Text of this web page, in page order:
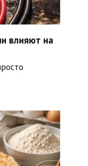
влияют на